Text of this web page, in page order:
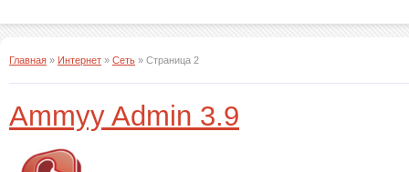
Главная » Интернет » Сеть » Страница 2
Ammyy Admin 3.9